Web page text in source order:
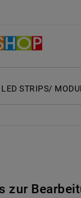
LED STRIPS/
zur